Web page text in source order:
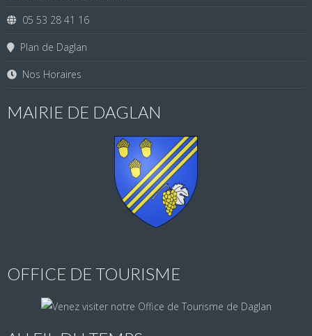
05 53 28 41 16
Plan de Daglan
Nos Horaires
MAIRIE DE DAGLAN
OFFICE DE TOURISME